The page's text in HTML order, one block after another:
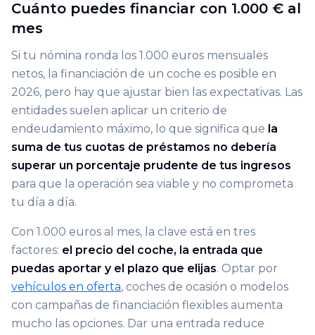
Cuánto puedes financiar con 1.000 € al
mes
Si tu nómina ronda los 1.000 euros mensuales
netos, la financiación de un coche es posible en
2026, pero hay que ajustar bien las expectativas. Las
entidades suelen aplicar un criterio de
endeudamiento máximo, lo que significa que la
suma de tus cuotas de préstamos no debería
superar un porcentaje prudente de tus ingresos
para que la operación sea viable y no comprometa
tu día a día.
Con 1.000 euros al mes, la clave está en tres
factores: el precio del coche, la entrada que
puedas aportar y el plazo que elijas. Optar por
vehículos en oferta, coches de ocasión o modelos
con campañas de financiación flexibles aumenta
mucho las opciones. Dar una entrada reduce